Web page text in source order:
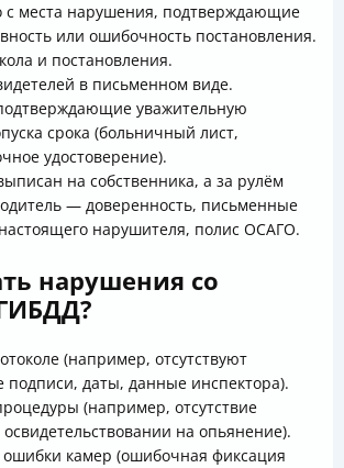
с места нарушения, подтверждающие
или ошибочность постановления.
и постановления.
в письменном виде.
уважительную
срока (больничный лист,
удостоверение).
на собственника, а за рулём
— доверенность, письменные
нарушителя, полис ОСАГО.
нарушения со
(например, отсутствуют
подписи, даты, данные инспектора).
(например, отсутствие
на опьянение).
ошибки камер (ошибочная фиксация